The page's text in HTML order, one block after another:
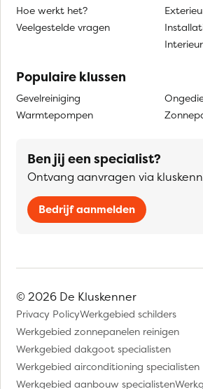
Hoe werkt het?
Veelgestelde vragen
Interieur
Populaire klussen
Gevelreiniging
Warmtepompen
Ben jij een specialist?
Ontvang aanvragen via
Bedrijf aanmelden
© 2026 De Kluskenner
Privacy PolicyWerkgebied schilders
Werkgebied zonnepanelen reinigen
Werkgebied dakgoot specialisten
Werkgebied airconditioning specialisten
Werkgebied aanbouw specialisten